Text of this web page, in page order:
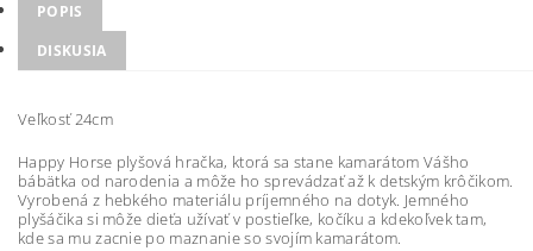
POPIS
DISKUSIA
Veľkosť 24cm
Happy Horse plyšová hračka, ktorá sa stane kamarátom Vášho
bábätka od narodenia a môže ho sprevádzať až k detským krôčikom.
Vyrobená z hebkého materiálu príjemného na dotyk. Jemného
plyšáčika si môže dieťa užívať v postieľke, kočíku a kdekoľvek tam,
kde sa mu zacnie po maznanie so svojím kamarátom.